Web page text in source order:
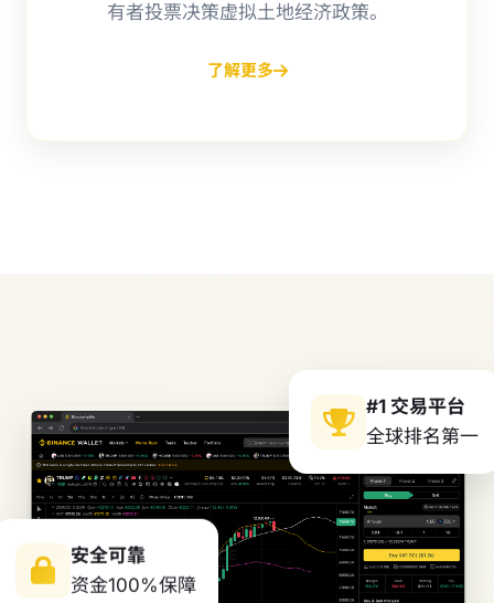
有者投票决策虚拟土地经济政策。
了解更多
#1 交易平台
全球排名第一
安全可靠
资金100%保障